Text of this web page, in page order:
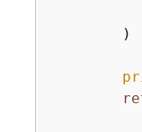
        )